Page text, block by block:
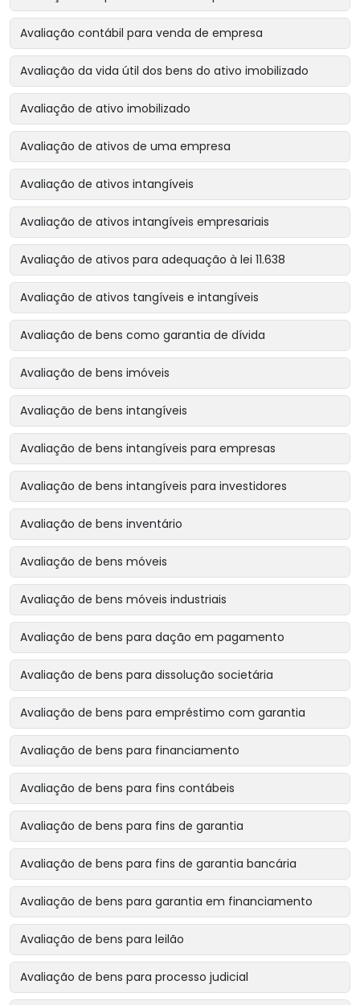
Avaliação contábil para venda de empresa
Avaliação da vida útil dos bens do ativo imobilizado
Avaliação de ativo imobilizado
Avaliação de ativos de uma empresa
Avaliação de ativos intangíveis
Avaliação de ativos intangíveis empresariais
Avaliação de ativos para adequação à lei 11.638
Avaliação de ativos tangíveis e intangíveis
Avaliação de bens como garantia de dívida
Avaliação de bens imóveis
Avaliação de bens intangíveis
Avaliação de bens intangíveis para empresas
Avaliação de bens intangíveis para investidores
Avaliação de bens inventário
Avaliação de bens móveis
Avaliação de bens móveis industriais
Avaliação de bens para dação em pagamento
Avaliação de bens para dissolução societária
Avaliação de bens para empréstimo com garantia
Avaliação de bens para financiamento
Avaliação de bens para fins contábeis
Avaliação de bens para fins de garantia
Avaliação de bens para fins de garantia bancária
Avaliação de bens para garantia em financiamento
Avaliação de bens para leilão
Avaliação de bens para processo judicial